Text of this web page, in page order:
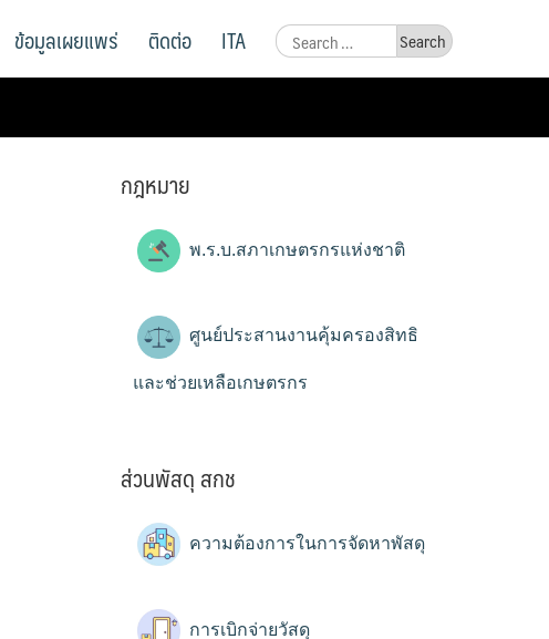
Search
for:
ข้อมูลเผยแพร่ ติดต่อ ITA
กฎหมาย
พ.ร.บ.สภาเกษตรกรแห่งชาติ
ศูนย์ประสานงานคุ้มครองสิทธิ
และช่วยเหลือเกษตรกร
ส่วนพัสดุ สกช
ความต้องการในการจัดหาพัสดุ
การเบิกจ่ายวัสดุ